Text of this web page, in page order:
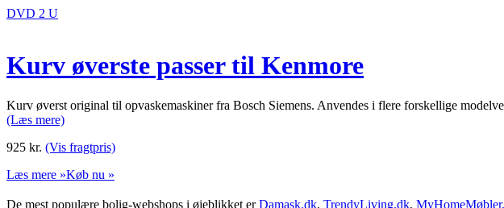
DVD 2 U
Kurv øverste passer til Kenmore
Kurv øverst original til opvaskemaskiner fra Bosch Siemens. Anvendes i flere forskellige
(Læs mere)
925 kr. (Vis fragtpris)
Læs mere »Køb nu »
De mest populære bolig-webshops i øjeblikket erDamask.dk, TrendyLiving.dk,